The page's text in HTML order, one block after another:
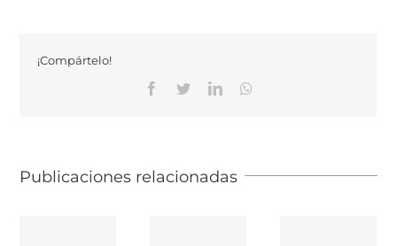
¡Compártelo!
Facebook
TwitterLinkedinWhatsapp
Publicaciones relacionadas